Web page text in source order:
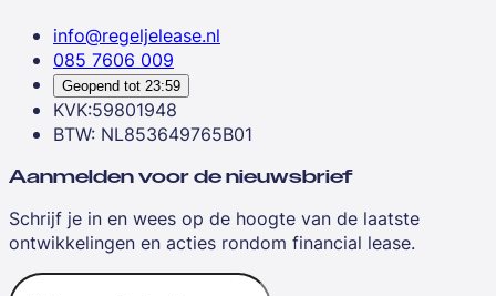
info@regeljelease.nl
085 7606 009
Geopend tot 23:59
KVK:59801948
BTW: NL853649765B01
Aanmelden voor de nieuwsbrief
Schrijf je in en wees op de hoogte van de laatste
ontwikkelingen en acties rondom financial lease.